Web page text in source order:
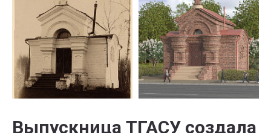
Выпускница ТГАСУ создала